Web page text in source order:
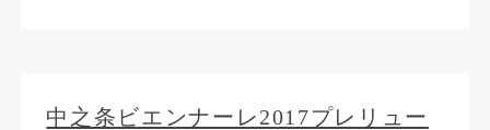
中之条ビエンナーレ2017プレリュー